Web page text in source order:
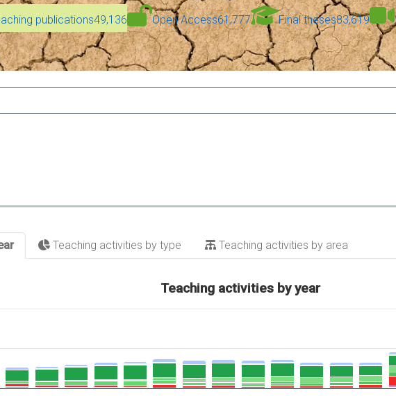
publications49,136 Open Access61,777 Final theses83,619
Teaching activities by type Teaching activities by area
Teaching activities by year